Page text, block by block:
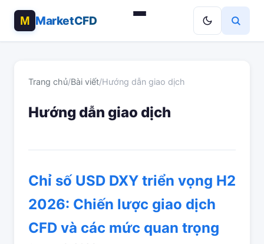
MarketCFD
Trang chủ/Bài viết/Hướng dẫn giao dịch
Hướng dẫn giao dịch
Chỉ số USD DXY triển vọng H2
2026: Chiến lược giao dịch
CFD và các mức quan trọng